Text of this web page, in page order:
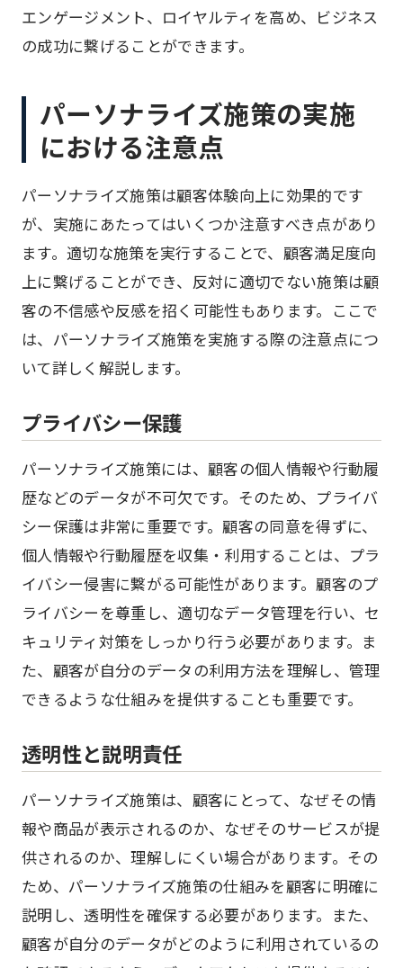
エンゲージメント、ロイヤルティを高め、ビジネス
の成功に繋げることができます。
パーソナライズ施策の実施
における注意点
パーソナライズ施策は顧客体験向上に効果的です
が、実施にあたってはいくつか注意すべき点があり
ます。適切な施策を実行することで、顧客満足度向
上に繋げることができ、反対に適切でない施策は顧
客の不信感や反感を招く可能性もあります。ここで
は、パーソナライズ施策を実施する際の注意点につ
いて詳しく解説します。
プライバシー保護
パーソナライズ施策には、顧客の個人情報や行動履
歴などのデータが不可欠です。そのため、プライバ
シー保護は非常に重要です。顧客の同意を得ずに、
個人情報や行動履歴を収集・利用することは、プラ
イバシー侵害に繋がる可能性があります。顧客のプ
ライバシーを尊重し、適切なデータ管理を行い、セ
キュリティ対策をしっかり行う必要があります。ま
た、顧客が自分のデータの利用方法を理解し、管理
できるような仕組みを提供することも重要です。
透明性と説明責任
パーソナライズ施策は、顧客にとって、なぜその情
報や商品が表示されるのか、なぜそのサービスが提
供されるのか、理解しにくい場合があります。その
ため、パーソナライズ施策の仕組みを顧客に明確に
説明し、透明性を確保する必要があります。また、
顧客が自分のデータがどのように利用されているの